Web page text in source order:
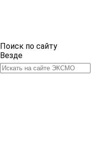
Поиск по сайту
Везде